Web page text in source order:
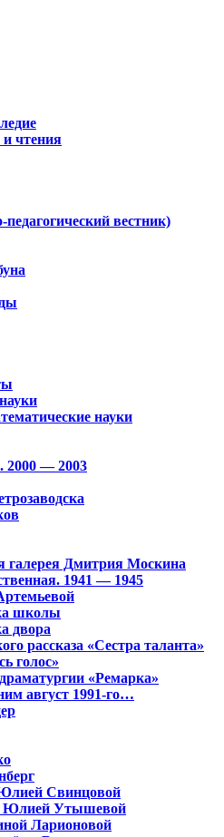
чтения
вестник)
науки
2000 — 2003
галерея Дмитрия Москина
1941 — 1945
школы
двора
рассказа «Сестра таланта»
голос»
«Ремарка»
август 1991-го…
Свинцовой
Юлией Утышевой
Ларионовой